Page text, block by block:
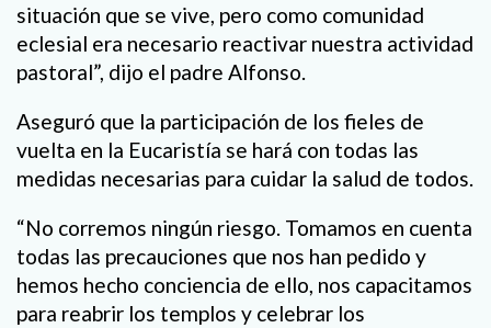
situación que se vive, pero como comunidad
eclesial era necesario reactivar nuestra actividad
pastoral”, dijo el padre Alfonso.
Aseguró que la participación de los fieles de
vuelta en la Eucaristía se hará con todas las
medidas necesarias para cuidar la salud de todos.
“No corremos ningún riesgo. Tomamos en cuenta
todas las precauciones que nos han pedido y
hemos hecho conciencia de ello, nos capacitamos
para reabrir los templos y celebrar los